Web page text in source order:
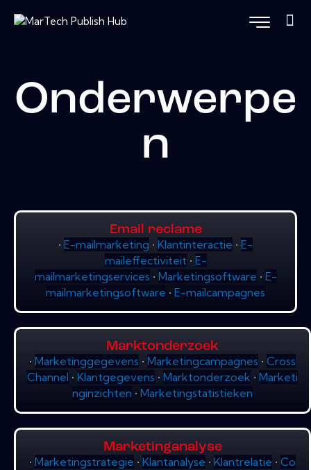
Onderwerpe
n
Email reclame
• E-mailmarketing • Klantinteractie • E-
maileffectiviteit • E-
mailmarketingservices • Marketingsoftware • E-
mailmarketingsoftware • E-mailcampagnes
Marktonderzoek
• Marketinggegevens • Marketingcampagnes • Cross
Channel • Klantgegevens • Marktonderzoek • Marketi
nginzichten • Marketingstatistieken
Marketinganalyse
• Marketingstrategie • Klantanalyse • Klantrelatie • Co